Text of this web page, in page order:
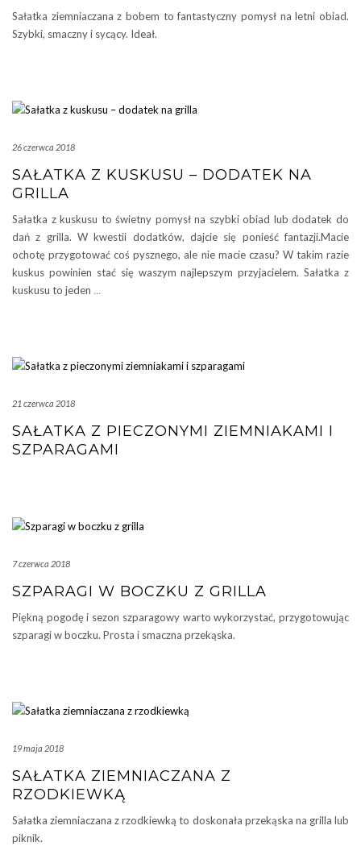
Sałatka ziemniaczana z bobem to fantastyczny pomysł na letni obiad.
Szybki, smaczny i sycący. Ideał.
26 czerwca 2018
SAŁATKA Z KUSKUSU – DODATEK NA
GRILLA
Sałatka z kuskusu to świetny pomysł na szybki obiad lub dodatek do
dań z grilla. W kwestii dodatków, dajcie się ponieść fantazji.Macie
ochotę przygotować coś pysznego, ale nie macie czasu? W takim razie
kuskus powinien stać się waszym najlepszym przyjacielem. Sałatka z
kuskusu to jeden …
21 czerwca 2018
SAŁATKA Z PIECZONYMI ZIEMNIAKAMI I
SZPARAGAMI
7 czerwca 2018
SZPARAGI W BOCZKU Z GRILLA
Piękną pogodę i sezon szparagowy warto wykorzystać, przygotowując
szparagi w boczku. Prosta i smaczna przekąska.
19 maja 2018
SAŁATKA ZIEMNIACZANA Z
RZODKIEWKĄ
Sałatka ziemniaczana z rzodkiewką to doskonała przekąska na grilla lub
piknik.